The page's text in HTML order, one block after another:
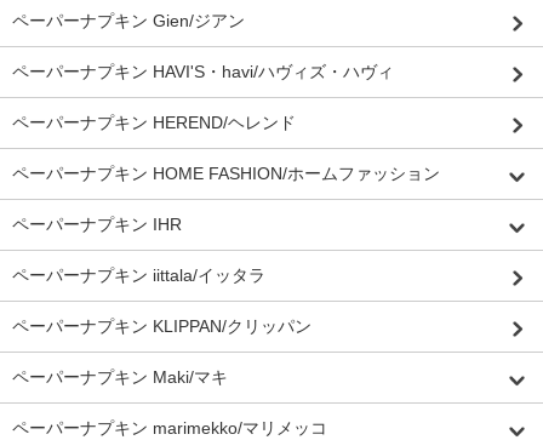
ペーパーナプキン Gien/ジアン
ペーパーナプキン HAVI'S・havi/ハヴィズ・ハヴィ
ペーパーナプキン HEREND/ヘレンド
ペーパーナプキン HOME FASHION/ホームファッション
ペーパーナプキン IHR
ペーパーナプキン iittala/イッタラ
ペーパーナプキン KLIPPAN/クリッパン
ペーパーナプキン Maki/マキ
ペーパーナプキン marimekko/マリメッコ